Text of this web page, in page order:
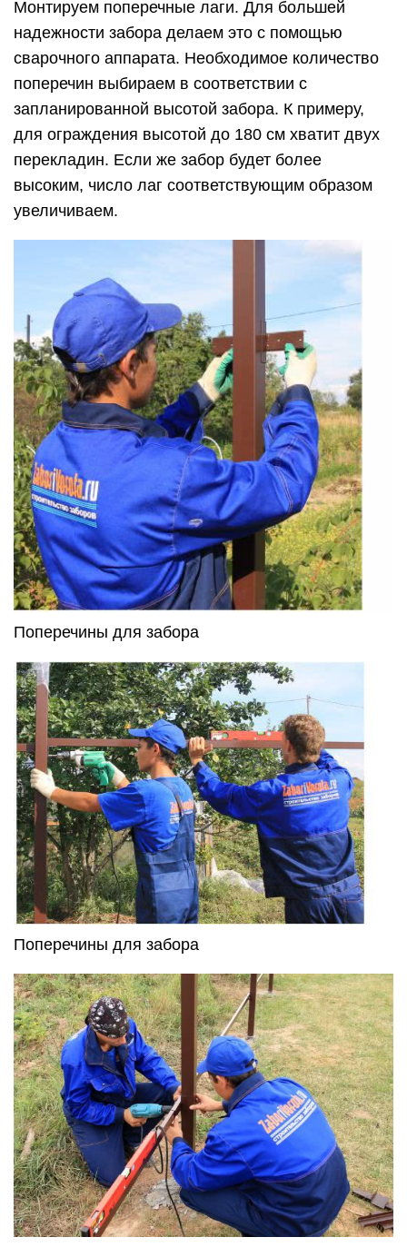
Монтируем поперечные лаги. Для большей
надежности забора делаем это с помощью
сварочного аппарата. Необходимое количество
поперечин выбираем в соответствии с
запланированной высотой забора. К примеру,
для ограждения высотой до 180 см хватит двух
перекладин. Если же забор будет более
высоким, число лаг соответствующим образом
увеличиваем.
Поперечины для забора
Поперечины для забора